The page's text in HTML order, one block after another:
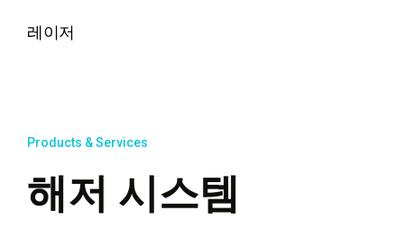
레이저
Products & Services
해저 시스템